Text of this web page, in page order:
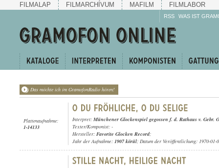
FILMALAP FILMARCHÍVUM MAFILM FILMLABOR
RSS WAS IST
Das möchte ich im GramofonRadio hören!
Plattenaufnahme:
1-14133
Interpret: Münchener Glockenspiel gegossen f. d. Rathaus v. Gebr.
Texter/Komponist: -
Hersteller: Favorite Glocken Record;
Jahr der Aufnahme: 1907 körül; Datum der Veröffentlichung: 1970-01-